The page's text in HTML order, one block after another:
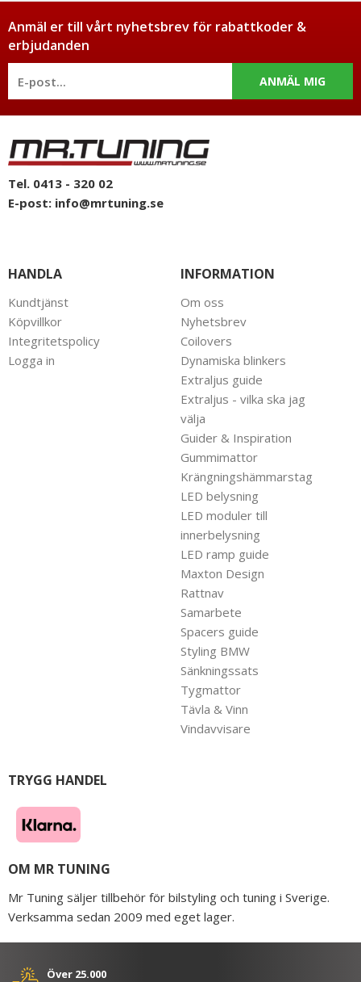
Anmäl er till vårt nyhetsbrev för rabattkoder &
erbjudanden
ANMÄL MIG
Tel. 0413 - 320 02
E-post: info@mrtuning.se
HANDLA
Kundtjänst
Köpvillkor
Integritetspolicy
Logga in
INFORMATION
Om oss
Nyhetsbrev
Coilovers
Dynamiska blinkers
Extraljus guide
Extraljus - vilka ska jag
välja
Guider & Inspiration
Gummimattor
Krängningshämmarstag
LED belysning
LED moduler till
innerbelysning
LED ramp guide
Maxton Design
Rattnav
Samarbete
Spacers guide
Styling BMW
Sänkningssats
Tygmattor
Tävla & Vinn
Vindavvisare
TRYGG HANDEL
OM MR TUNING
Mr Tuning säljer tillbehör för bilstyling och tuning i Sverige.
Verksamma sedan 2009 med eget lager.
Över 25.000